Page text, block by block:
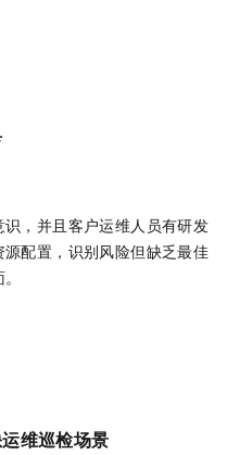
，并且客户运维人员有研发
配置，识别风险但缺乏最佳
维巡检场景